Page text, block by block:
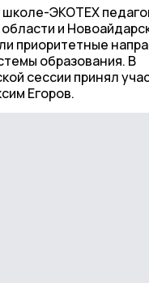
школе-ЭКОТЕХ
и
приоритетные
образования. В
сессии принял
Егоров.